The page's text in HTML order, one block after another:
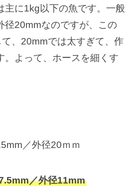
主に1kg以下の魚です。一般
径20mmなのですが、この
、20mmでは太すぎて、作
。よって、ホースを細くす
／外径20ｍｍ
／外径11mm